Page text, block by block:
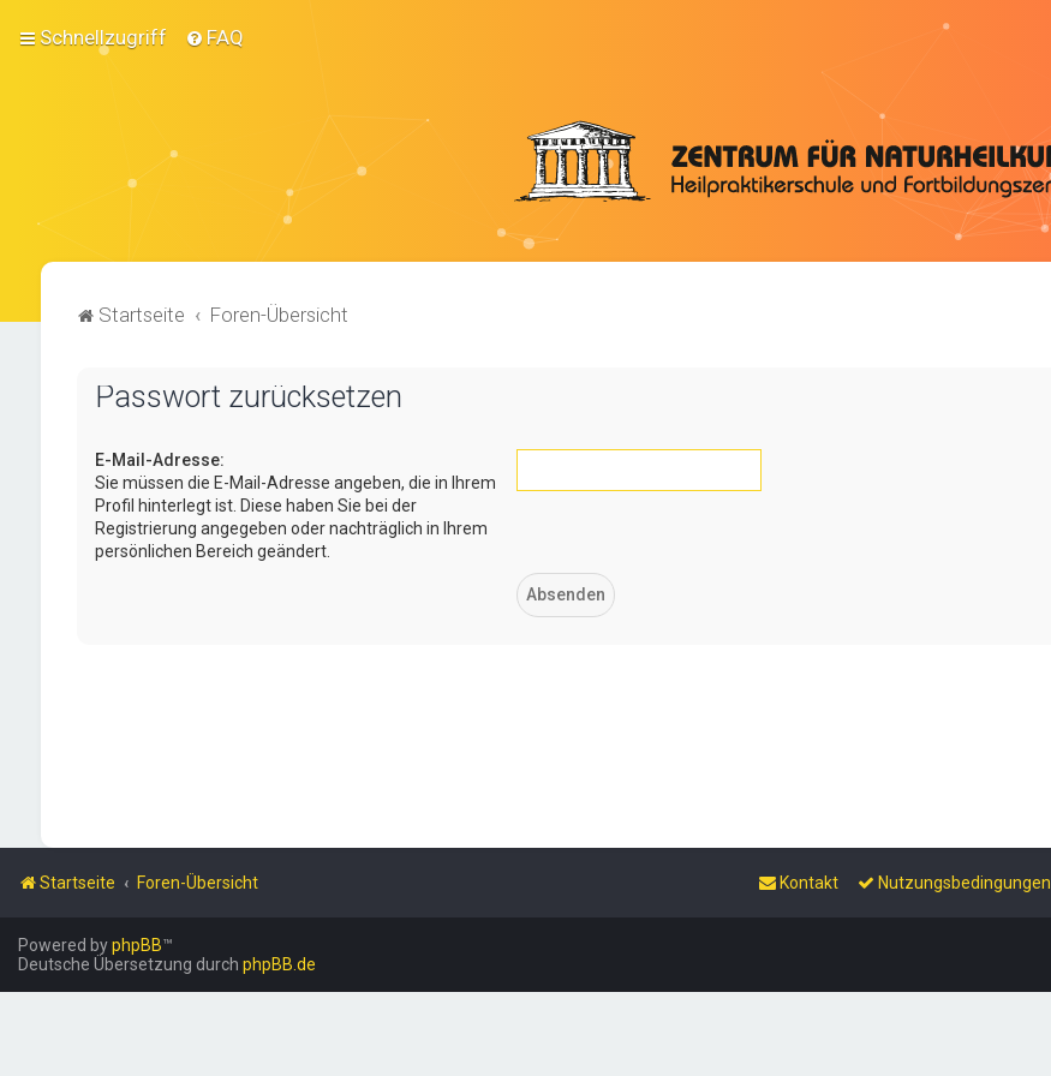
Schnellzugriff FAQ
Startseite Foren-Übersicht
Passwort zurücksetzen
E-Mail-Adresse:
Sie müssen die E-Mail-Adresse angeben, die in Ihrem
Profil hinterlegt ist. Diese haben Sie bei der
Registrierung angegeben oder nachträglich in Ihrem
persönlichen Bereich geändert.
Startseite Foren-Übersicht Nutzungsbedingungen
Kontakt
Powered byphpBB™
Deutsche Übersetzung durch phpBB.de